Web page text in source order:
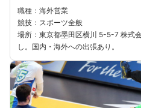
職種：海外営業
競技：スポーツ全般
場所：東京都墨⽥区横川 5-5-7 株式
し。国内・海外への出張あり。